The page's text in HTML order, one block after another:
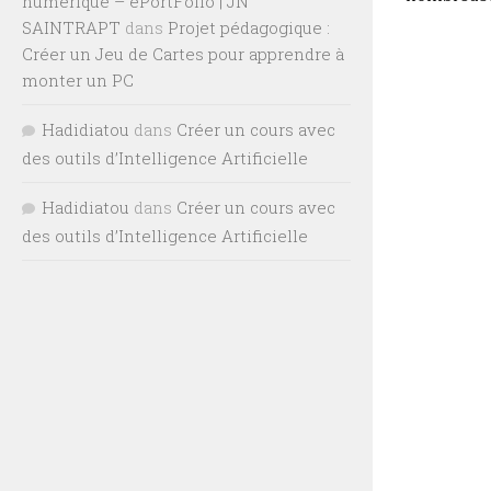
SAINTRAPT dans Projet pédagogique :
Créer un Jeu de Cartes pour apprendre à
monter un PC
Hadidiatou dans Créer un cours avec
des outils d’Intelligence Artificielle
Hadidiatou dans Créer un cours avec
des outils d’Intelligence Artificielle